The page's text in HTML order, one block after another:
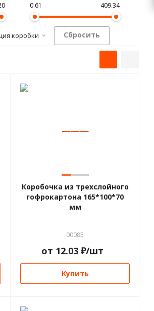
0.61 409.34
коробки Сбросить
———
Коробочка из трехслойного
гофрокартона 165*100*70
мм
00085
от 12.03 ₽/шт
Купить